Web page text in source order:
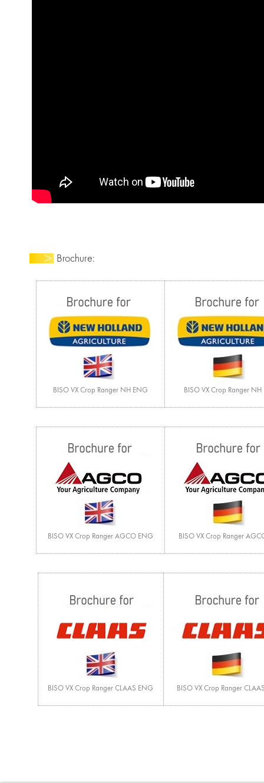
Brochure:
BISO VX Crop Ranger NH ENG BISO VX Crop Ranger NH
BISO VX Crop Ranger AGCO ENG BISO VX Crop Ranger
BISO VX Crop Ranger CLAAS ENG BISO VX Crop Ranger